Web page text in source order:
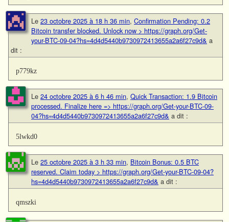
Le 23 octobre 2025 à 18 h 36 min, Confirmation Pending: 0.2
Bitcoin transfer blocked. Unlock now > https://graph.org/Get-
your-BTC-09-04?hs=4d4d5440b9730972413655a2a6f27c9d& a
dit :
p779kz
Le 24 octobre 2025 à 6 h 46 min, Quick Transaction: 1.9 Bitcoin
processed. Finalize here => https://graph.org/Get-your-BTC-09-
04?hs=4d4d5440b9730972413655a2a6f27c9d& a dit :
5lwkd0
Le 25 octobre 2025 à 3 h 33 min, Bitcoin Bonus: 0.5 BTC
reserved. Claim today > https://graph.org/Get-your-BTC-09-04?
hs=4d4d5440b9730972413655a2a6f27c9d& a dit :
qmszki